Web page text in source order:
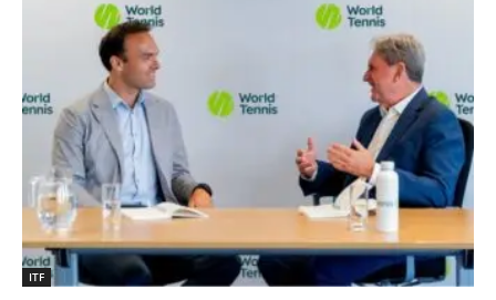
ITF